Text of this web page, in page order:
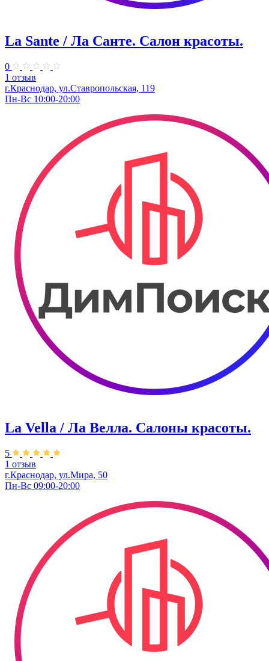
La Sante / Ла Санте. Cалон красоты.
0
1 отзыв
г.Краснодар, ул.Ставропольская, 119
Пн-Вс 10:00-20:00
La Vella / Ла Велла. Салоны красоты.
5
1 отзыв
г.Краснодар, ул.Мира, 50
Пн-Вс 09:00-20:00